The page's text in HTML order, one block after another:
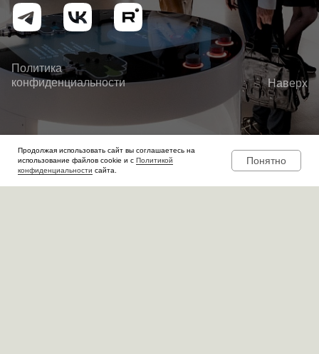
Политика
конфиденциальности
OOO «Аскрин» ©2026. Все права защищены
Наверх
Продолжая использовать сайт вы соглашаетесь на
использование файлов cookie и с Политикой
конфиденциальности сайта.
Понятно